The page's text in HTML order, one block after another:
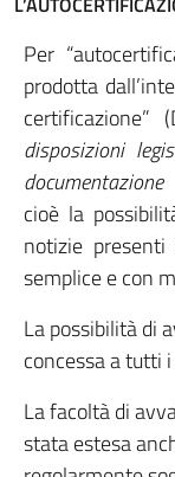
Per
prodotta
disposizioni
cioè la
notizie
semplice e con
La possibilità di
concessa a tutti
La facoltà di
stata estesa